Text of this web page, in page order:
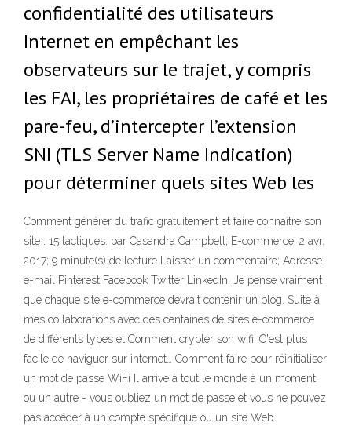
confidentialité des utilisateurs
Internet en empêchant les
observateurs sur le trajet, y compris
les FAI, les propriétaires de café et les
pare-feu, d’intercepter l’extension
SNI (TLS Server Name Indication)
pour déterminer quels sites Web les
Comment générer du trafic gratuitement et faire connaître son
site : 15 tactiques. par Casandra Campbell; E-commerce; 2 avr.
2017; 9 minute(s) de lecture Laisser un commentaire; Adresse
e-mail Pinterest Facebook Twitter LinkedIn. Je pense vraiment
que chaque site e-commerce devrait contenir un blog. Suite à
mes collaborations avec des centaines de sites e-commerce
de différents types et Comment crypter son wifi: C'est plus
facile de naviguer sur internet… Comment faire pour réinitialiser
un mot de passe WiFi Il arrive à tout le monde à un moment
ou un autre - vous oubliez un mot de passe et vous ne pouvez
pas accéder à un compte spécifique ou un site Web.